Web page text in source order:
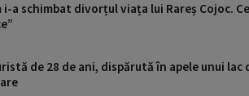
i-a schimbat divorțul viața lui Rareș Cojoc.
de 28 de ani, dispărută în apele unui